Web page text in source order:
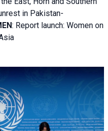
in Pakistan-
: Report launch: Women on